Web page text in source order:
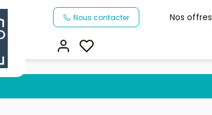
Nous contacter Nos offres